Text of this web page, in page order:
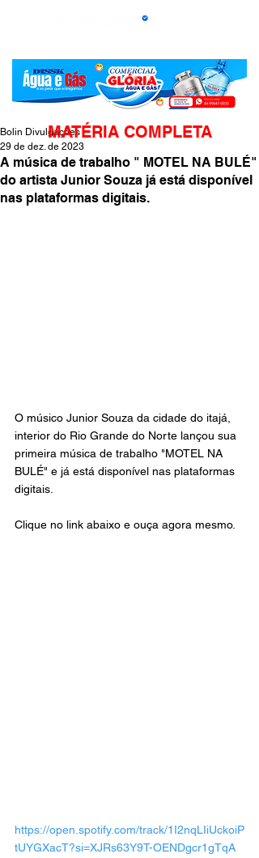
A música de trabalho " MOTEL NA BULÉ"
do artista Junior Souza já está disponível
nas plataformas digitais.
Bolin Divulgações
29 de dez. de 2023
O músico Junior Souza da cidade do itajá,
interior do Rio Grande do Norte lançou sua
primeira música de trabalho "MOTEL NA
BULÉ" e já está disponível nas plataformas
digitais.
Clique no link abaixo e ouça agora mesmo.
https://open.spotify.com/track/1I2nqLIiUckoiP
tUYGXacT?si=XJRs63Y9T-OENDgcr1gTqA
MATÉRIA COMPLETA